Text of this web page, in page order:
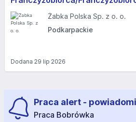
Żabka Polska Sp. z o. o.
Podkarpackie
Dodana 29 lip 2026
Praca alert -
Praca Bobrówka